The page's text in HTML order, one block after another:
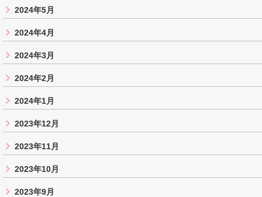
2024年5月
2024年4月
2024年3月
2024年2月
2024年1月
2023年12月
2023年11月
2023年10月
2023年9月